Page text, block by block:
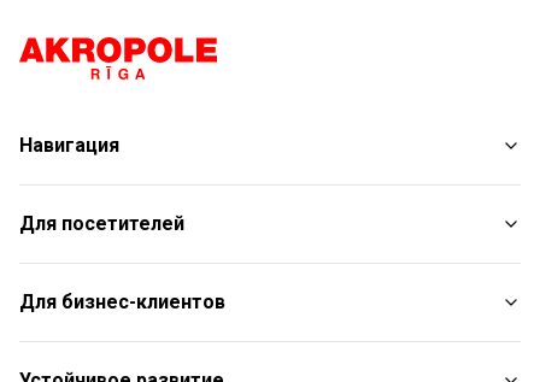
Навигация
Магазины
Услуги
Развлечения
Рестораны
Для посетителей
План торгового центра
С животными
Контакты
Для бизнес-клиентов
Контакты